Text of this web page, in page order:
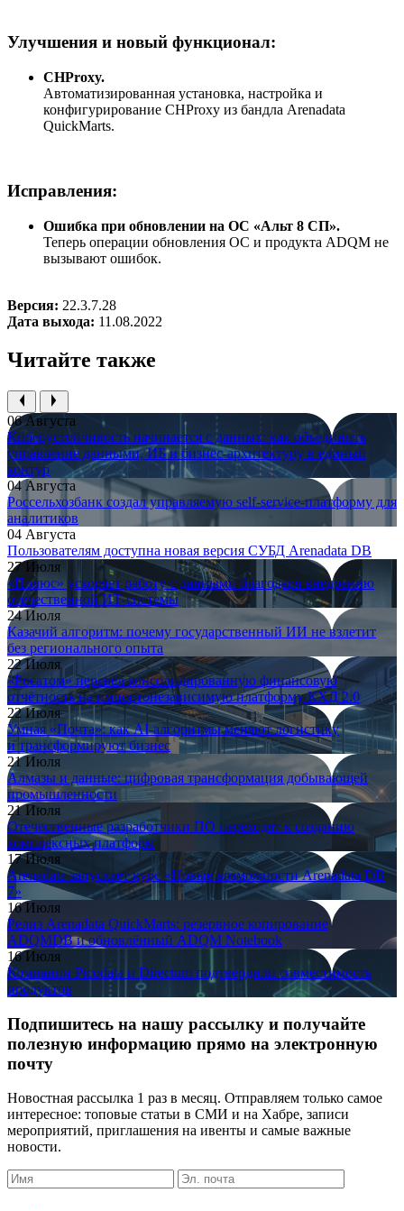
Улучшения и новый функционал:
CHProxy.
Автоматизированная установка, настройка и
конфигурирование CHProxy из бандла Arenadata
QuickMarts.
Исправления:
Ошибка при обновлении на ОС «Альт 8 СП».
Теперь операции обновления ОС и продукта ADQM не
вызывают ошибок.
Версия: 22.3.7.28
Дата выхода: 11.08.2022
Читайте также
06 Августа
Киберустойчивость начинается с данных: как объединить
управление данными, ИБ и бизнес-архитектуру в единый
контур
04 Августа
Россельхозбанк создал управляемую self-service-платформу для
аналитиков
04 Августа
Пользователям доступна новая версия СУБД Arenadata DB
27 Июля
«Полюс» ускоряет работу с данными благодаря внедрению
отечественной ИТ-системы
24 Июля
Казачий алгоритм: почему государственный ИИ не взлетит
без регионального опыта
22 Июля
«Росатом» перевёл консолидированную финансовую
отчётность на импортонезависимую платформу КХД 2.0
22 Июля
Умная «Почта»: как AI-алгоритмы меняют логистику
и трансформируют бизнес
21 Июля
Алмазы и данные: цифровая трансформация добывающей
промышленности
21 Июля
Отечественные разработчики ПО переходят к созданию
комплексных платформ
17 Июля
Arenadata запускает курс «Новые возможности Arenadata DB
7»
16 Июля
Релиз Arenadata QuickMarts: резервное копирование
ADQMDB и обновлённый ADQM Notebook
16 Июля
Компании Picodata и Directum подтвердили совместимость
продуктов
Подпишитесь на нашу рассылку и получайте
полезную информацию прямо на электронную
почту
Новостная рассылка 1 раз в месяц. Отправляем только самое
интересное: топовые статьи в СМИ и на Хабре, записи
мероприятий, приглашения на ивенты и самые важные
новости.